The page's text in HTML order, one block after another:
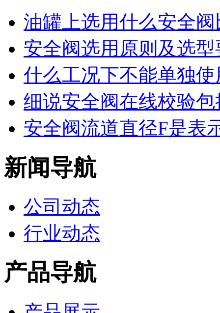
油罐上选用什么安全
安全阀选用原则及选
什么工况下不能单独
细说安全阀在线校验
安全阀流道直径F是表
新闻导航
公司动态
行业动态
产品导航